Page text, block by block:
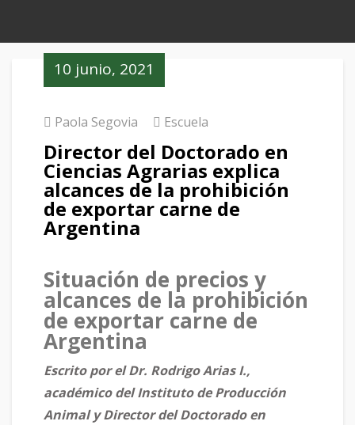
10 junio, 2021
Paola Segovia Escuela
Director del Doctorado en
Ciencias Agrarias explica
alcances de la prohibición
de exportar carne de
Argentina
Situación de precios y
alcances de la prohibición
de exportar carne de
Argentina
Escrito por el Dr. Rodrigo Arias I.,
académico del Instituto de Producción
Animal y Director del Doctorado en